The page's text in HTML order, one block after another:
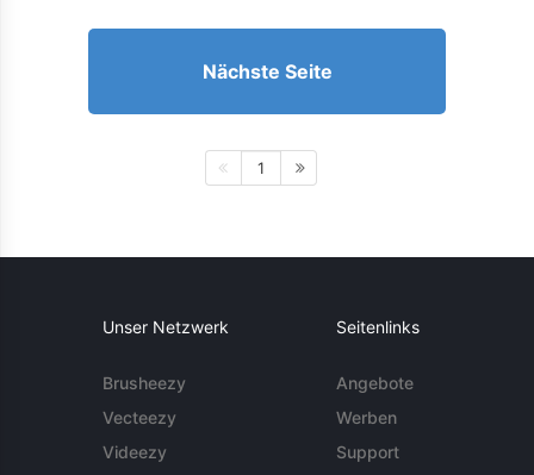
Nächste Seite
1
Unser Netzwerk
Brusheezy
Vecteezy
Videezy
Seitenlinks
Angebote
Werben
Support